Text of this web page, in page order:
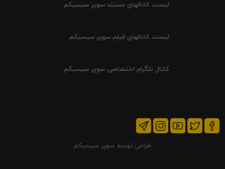
لیست کانالهای مستند سوپر سیسیکم
لیست کانالهای فیلم سوپر سیسیکم
کانال تلگرام اختصاصی سوپر سیسیکم
طراحی توسط سوپر سیسیکم